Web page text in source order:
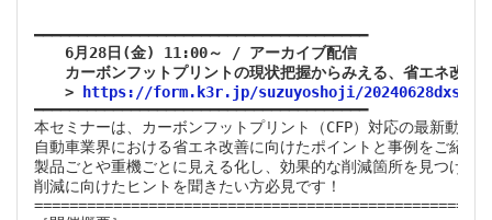
6月28日(金) 11:00～ / アーカイブ配信
カーボンフットプリントの現状把握からみえる、省エネ改善
> https://form.k3r.jp/suzuyoshoji/
━━━━━━━━━━━━━━━━━━━━━━━━━━━━━━━━━━━━━━
本セミナーは、カーボンフットプリント（CFP）対応の最新動向と
自動車業界における省エネ改善に向けたポイントと事例をご紹介
製品ごとや重機ごとに見える化し、効果的な削減箇所を見つけた
削減に向けたヒントを聞きたい方必見です！
=================================================